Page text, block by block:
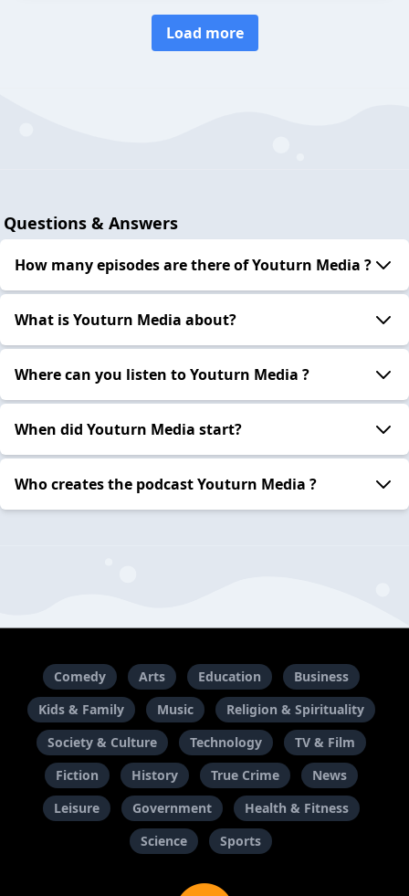
Load more
Questions & Answers
How many episodes are there of Youturn Media ?
What is Youturn Media about?
Where can you listen to Youturn Media ?
When did Youturn Media start?
Who creates the podcast Youturn Media ?
Comedy Arts Education
Business
Kids & Family
Music
Religion & Spirituality
Society & Culture
Technology
TV & Film
Fiction
History True Crime
News
Leisure
Government
Health & Fitness
Science
Sports